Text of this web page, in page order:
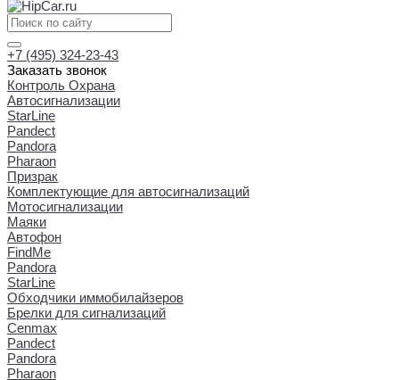
+7 (495) 324-23-43
Заказать звонок
Контроль Охрана
Автосигнализации
StarLine
Pandect
Pandora
Pharaon
Призрак
Комплектующие для автосигнализаций
Мотосигнализации
Маяки
Автофон
FindMe
Pandora
StarLine
Обходчики иммобилайзеров
Брелки для сигнализаций
Cenmax
Pandect
Pandora
Pharaon